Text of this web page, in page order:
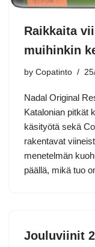
Raikkaita
muihinkin
by Copatinto
Nadal Original
Katalonian pitkät
käsityötä sekä
rakentavat
menetelmän
päällä, mikä tuo
Jouluviinit